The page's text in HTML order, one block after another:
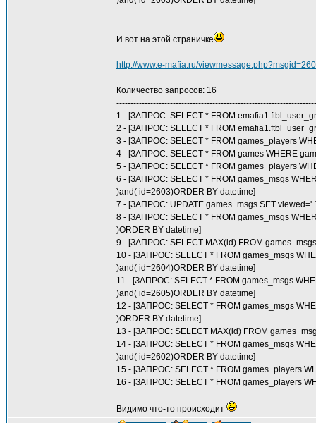
И вот на этой страничке
http://www.e-mafia.ru/
Количество запросов: 16
1 - [ЗАПРОС: SELECT * FROM
2 - [ЗАПРОС: SELECT * FROM
3 - [ЗАПРОС: SELECT * FROM games_players
4 - [ЗАПРОС: SELECT * FROM games WHERE
5 - [ЗАПРОС: SELECT * FROM games_players
6 - [ЗАПРОС: SELECT * FROM games_msgs
)and( id=2603)ORDER BY datetime]
7 - [ЗАПРОС: UPDATE games_msgs SET viewed='
8 - [ЗАПРОС: SELECT * FROM games_msgs
)ORDER BY datetime]
9 - [ЗАПРОС: SELECT MAX(id) FROM
10 - [ЗАПРОС: SELECT * FROM games_msgs
)and( id=2604)ORDER BY datetime]
11 - [ЗАПРОС: SELECT * FROM games_msgs
)and( id=2605)ORDER BY datetime]
12 - [ЗАПРОС: SELECT * FROM games_msgs
)ORDER BY datetime]
13 - [ЗАПРОС: SELECT MAX(id) FROM
14 - [ЗАПРОС: SELECT * FROM games_msgs
)and( id=2602)ORDER BY datetime]
15 - [ЗАПРОС: SELECT * FROM games_players
16 - [ЗАПРОС: SELECT * FROM games_players
Видимо что-то происходит